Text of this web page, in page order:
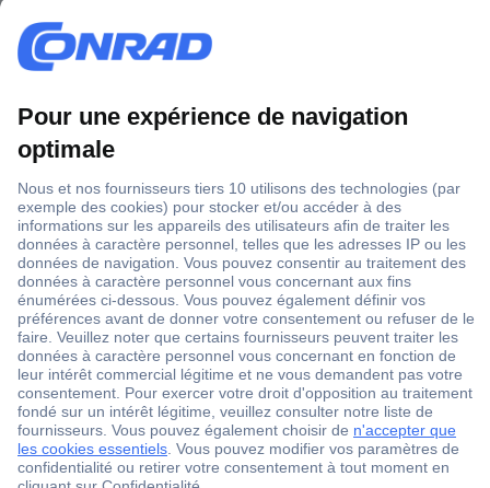
Les instruments de mesure non electrique
Fonctionnement d'un anemometre
Quelle station meteo choisir ?
Multimetre : un outil de mesure fiable
Fonctionnement d'une camera thermique
Piles jetables ou piles rechargeables : laquelle choisir ?
Thermomètres IR et caméras thermiques
Contrôle fiable ? Equipement de mesure infaillible
Appareils de mesure
Technique de maintenance
Des résultats de mesure toujours fiables
Équipement de mesure de qualité